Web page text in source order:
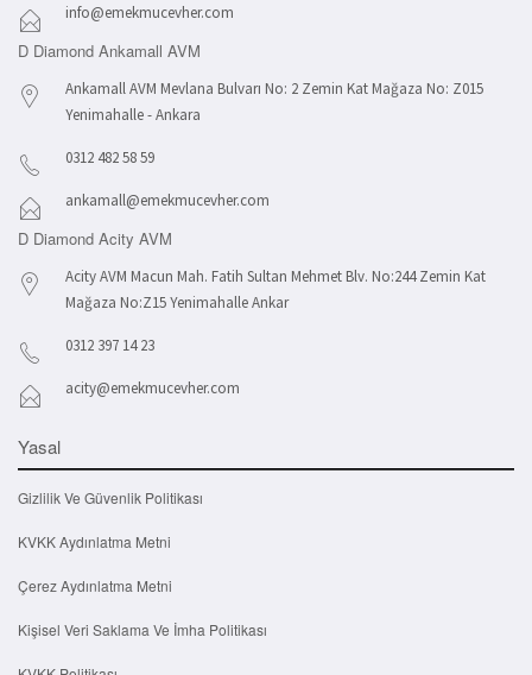
info@emekmucevher.com
D Diamond Ankamall AVM
Ankamall AVM Mevlana Bulvarı No: 2 Zemin Kat Mağaza No: Z015
Yenimahalle - Ankara
0312 482 58 59
ankamall@emekmucevher.com
D Diamond Acity AVM
Acity AVM Macun Mah. Fatih Sultan Mehmet Blv. No:244 Zemin Kat
Mağaza No:Z15 Yenimahalle Ankar
0312 397 14 23
acity@emekmucevher.com
Yasal
Gizlilik Ve Güvenlik Politikası
KVKK Aydınlatma Metni
Çerez Aydınlatma Metni
Kişisel Veri Saklama Ve İmha Politikası